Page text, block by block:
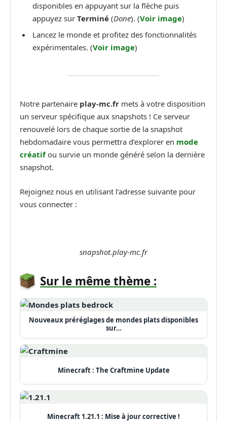
disponibles en appuyant sur la flèche puis
appuyez sur Terminé (Done). (Voir image)
Lancez le monde et profitez des fonctionnalités
expérimentales. (Voir image)
Notre partenaire play-mc.fr mets à votre disposition
un serveur spécifique aux snapshots ! Ce serveur
renouvelé lors de chaque sortie de la snapshot
hebdomadaire vous permettra d’explorer en mode
créatifou survie un monde généré selon la dernière
snapshot.
Rejoignez nous en utilisant l’adresse suivante pour
vous connecter :
snapshot.play-mc.fr
Sur le même thème :
Nouveaux préréglages de mondes plats disponibles
sur…
Minecraft : The Craftmine Update
Minecraft 1.21.1 : Mise à jour corrective !